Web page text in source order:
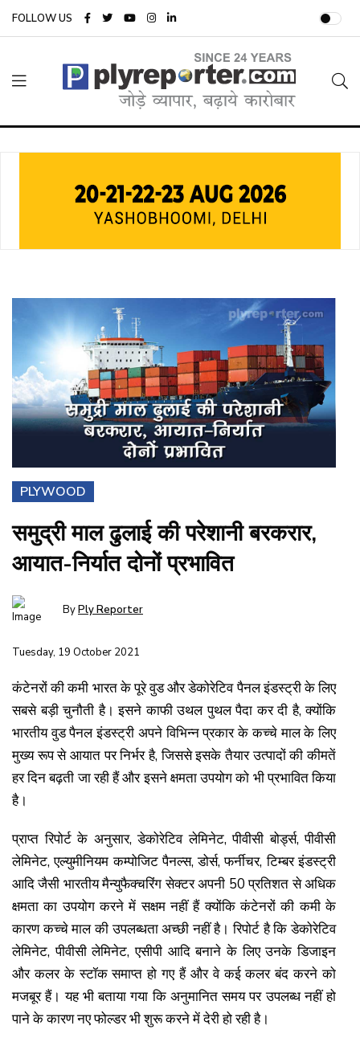
FOLLOW US
PLYWOOD
समुद्री माल ढुलाई की परेशानी बरकरार,
आयात-निर्यात दोनों प्रभावित
ByPly Reporter
Tuesday, 19 October 2021
कंटेनरों की कमी भारत के पूरे वुड और डेकोरेटिव पैनल इंडस्ट्री के लिए
सबसे बड़ी चुनौती है। इसने काफी उथल पुथल पैदा कर दी है, क्योंकि
भारतीय वुड पैनल इंडस्ट्री अपने विभिन्न प्रकार के कच्चे माल के लिए
मुख्य रूप से आयात पर निर्भर है, जिससे इसके तैयार उत्पादों की कीमतें
हर दिन बढ़ती जा रही हैं और इसने क्षमता उपयोग को भी प्रभावित किया
है।
प्राप्त रिपोर्ट के अनुसार, डेकोरेटिव लेमिनेट, पीवीसी बोर्ड्स, पीवीसी
लेमिनेट, एल्युमीनियम कम्पोजिट पैनल्स, डोर्स, फर्नीचर, टिम्बर इंडस्ट्री
आदि जैसी भारतीय मैन्युफैक्चरिंग सेक्टर अपनी 50 प्रतिशत से अधिक
क्षमता का उपयोग करने में सक्षम नहीं हैं क्योंकि कंटेनरों की कमी के
कारण कच्चे माल की उपलब्धता अच्छी नहीं है। रिपोर्ट है कि डेकोरेटिव
लेमिनेट, पीवीसी लेमिनेट, एसीपी आदि बनाने के लिए उनके डिजाइन
और कलर के स्टॉक समाप्त हो गए हैं और वे कई कलर बंद करने को
मजबूर हैं। यह भी बताया गया कि अनुमानित समय पर उपलब्ध नहीं हो
पाने के कारण नए फोल्डर भी शुरू करने में देरी हो रही है।